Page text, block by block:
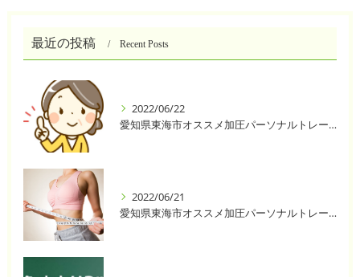
最近の投稿 Recent Posts
2022/06/22
愛知県東海市オススメ加圧パーソナルトレーニングジム One❣️
2022/06/21
愛知県東海市オススメ加圧パーソナルトレーニングジム One❣️